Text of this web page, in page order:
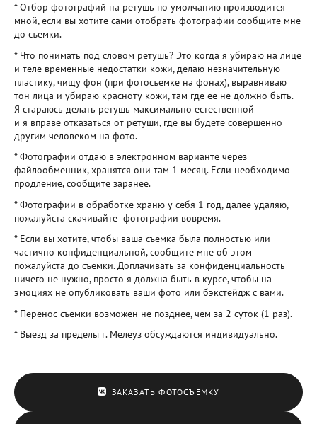
* Отбор фотографий на ретушь по умолчанию производится
мной, если вы хотите сами отобрать фотографии сообщите мне
до съемки.
* Что понимать под словом ретушь? Это когда я убираю на лице
и теле временные недостатки кожи, делаю незначительную
пластику, чищу фон (при фотосъемке на фонах), выравниваю
тон лица и убираю красноту кожи, там где ее не должно быть.
Я стараюсь делать ретушь максимально естественной
и я вправе отказаться от ретуши, где вы будете совершенно
другим человеком на фото.
* Фотографии отдаю в электронном варианте через
файлообменник, хранятся они там 1 месяц. Если необходимо
продление, сообщите заранее.
* Фотографии в обработке храню у себя 1 год, далее удаляю,
пожалуйста скачивайте фотографии вовремя.
* Если вы хотите, чтобы ваша съёмка была полностью или
частично конфиденциальной, сообщите мне об этом
пожалуйста до съёмки. Доплачивать за конфиденциальность
ничего не нужно, просто я должна быть в курсе, чтобы на
эмоциях не опубликовать ваши фото или бэкстейдж с вами.
* Перенос съемки возможен не позднее, чем за 2 суток (1 раз).
* Выезд за пределы г. Мелеуз обсуждаются индивидуально.
ЗАКАЗАТЬ ФОТОСЪЕМКУ